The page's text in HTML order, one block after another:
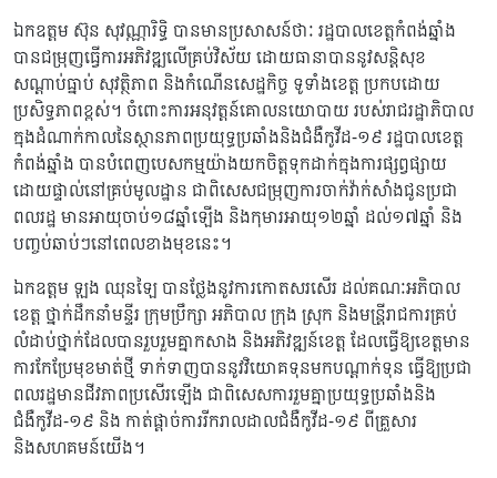
ឯកឧត្តម ស៊ុន សុវណ្ណារិទ្ធិ បានមានប្រសាសន៍ថាៈ រដ្ឋបាលខេត្តកំពង់ឆ្នាំង
បានជម្រុញធ្វើការអភិវឌ្ឍលើគ្រប់វិស័យ ដោយធានាបាននូវសន្តិសុខ
សណ្តាប់ធ្នាប់ សុវត្ថិភាព និងកំណើនសេដ្ឋកិច្ច ទូទាំងខេត្ត ប្រកបដោយ
ប្រសិទ្ធភាពខ្ពស់។ ចំពោះការអនុវត្តន៍គោលនយោបាយ របស់រាជរដ្ឋាភិបាល
ក្នុងដំណាក់កាលនៃស្ថានភាពប្រយុទ្ធប្រឆាំងនិងជំងឺកូវីដ-១៩ រដ្ឋបាលខេត្ត
កំពង់ឆ្នាំង បានបំពេញបេសកម្មយ៉ាងយកចិត្តទុកដាក់ក្នុងការផ្សព្វផ្សាយ
ដោយផ្ទាល់នៅគ្រប់មូលដ្ឋាន ជាពិសេសជម្រុញការចាក់វ៉ាក់សាំងជូនប្រជា
ពលរដ្ឋ មានអាយុចាប់១៨ឆ្នាំឡើង និងកុមារអាយុ១២ឆ្នាំ ដល់១៧ឆ្នាំ និង
បញ្ចប់ឆាប់ៗនៅពេលខាងមុខនេះ។
ឯកឧត្តម ឡុង ឈុនឡៃ បានថ្លែងនូវការកោតសរសើរ ដល់គណៈអភិបាល
ខេត្ត ថ្នាក់ដឹកនាំមន្ទីរ ក្រុមប្រឹក្សា អភិបាល ក្រុង ស្រុក និងមន្រ្តីរាជការគ្រប់
លំដាប់ថ្នាក់ដែលបានរួបរួមគ្នាកសាង និងអភិវឌ្ឍន៍ខេត្ត ដែលធ្វើឱ្យខេត្តមាន
ការកែប្រែមុខមាត់ថ្មី ទាក់ទាញបាននូវវិយោគទុនមកបណ្តាក់ទុន ធ្វើឱ្យប្រជា
ពលរដ្ឋមានជីវភាពប្រសើរឡើង ជាពិសេសការរួមគ្នាប្រយុទ្ធប្រឆាំងនិង
ជំងឺកូវីដ-១៩ និង កាត់ផ្តាច់ការរីករាលដាលជំងឺកូវីដ-១៩ ពីគ្រួសារ
និងសហគមន៍យើង។